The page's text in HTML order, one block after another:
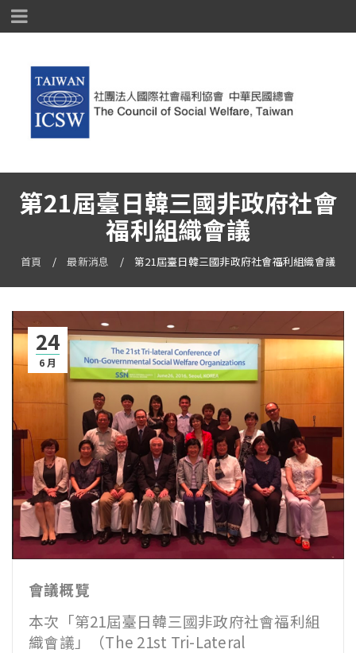
第21屆臺日韓三國非政府社會
福利組織會議
首頁 / 最新消息 / 第21屆臺日韓三國非政府社會福利組織會議
24
6 月
會議概覽
本次「第21屆臺日韓三國非政府社會福利組
織會議」（The 21st Tri-Lateral